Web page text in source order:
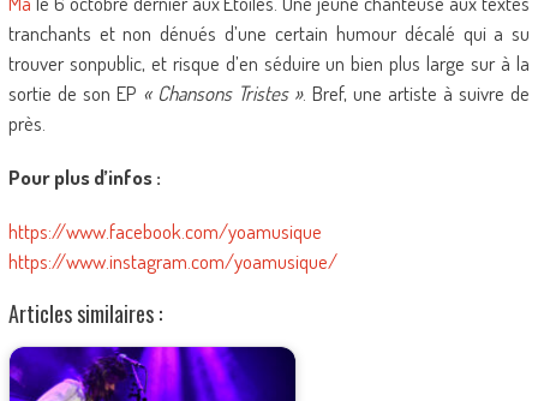
tranchants et non dénués d’une certain humour décalé qui a su
trouver sonpublic, et risque d’en séduire un bien plus large sur à la
sortie de son EP « Chansons Tristes ». Bref, une artiste à suivre de
près.
Pour plus d’infos :
https://www.facebook.com/yoamusique
https://www.instagram.com/yoamusique/
Articles similaires :